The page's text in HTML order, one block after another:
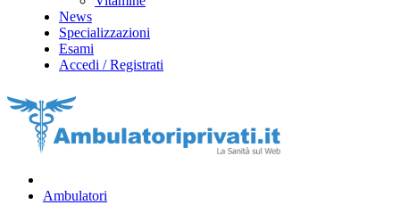
News
Specializzazioni
Esami
Accedi / Registrati
Ambulatori